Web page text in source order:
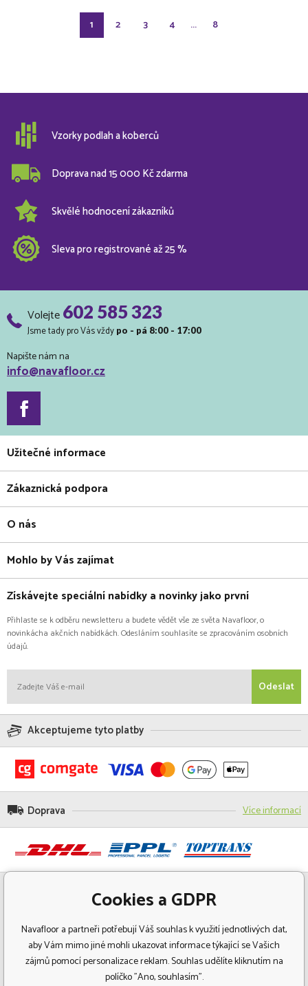
1 2 3 4 ... 8
Vzorky podlah a koberců
Doprava nad 15 000 Kč zdarma
Skvělé hodnocení zákazníků
Sleva pro registrované až 25 %
Volejte602 585 323
Jsme tady pro Vás vždy po - pá 8:00 - 17:00
Napište nám na
info@navafloor.cz
Užitečné informace
Zákaznická podpora
O nás
Mohlo by Vás zajímat
Získávejte speciální nabídky a novinky jako první
Přihlaste se k odběru newsletteru a budete vědět vše ze světa Navafloor, o
novinkácha akčních nabídkách. Odesláním souhlasíte se zpracováním osobních
údajů.
Odeslat
Akceptujeme tyto platby
Doprava Více informací
Cookies a GDPR
Navafloor a partneři potřebují Váš souhlas k využití jednotlivých dat,
aby Vám mimo jiné mohli ukazovat informace týkající se Vašich
zájmů pomocí personalizace reklam. Souhlas udělíte kliknutím na
políčko "Ano, souhlasím".